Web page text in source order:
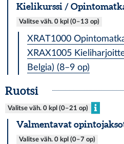
Kielikurssi /
Valitse väh. 0 kpl (0–13 op)
XRAT1000
XRAX1005
Belgia) (8–9 op)
Ruotsi
Valitse väh. 0 kpl (0–21 op)
Valmentavat
Valitse väh. 0 kpl (0–7 op)